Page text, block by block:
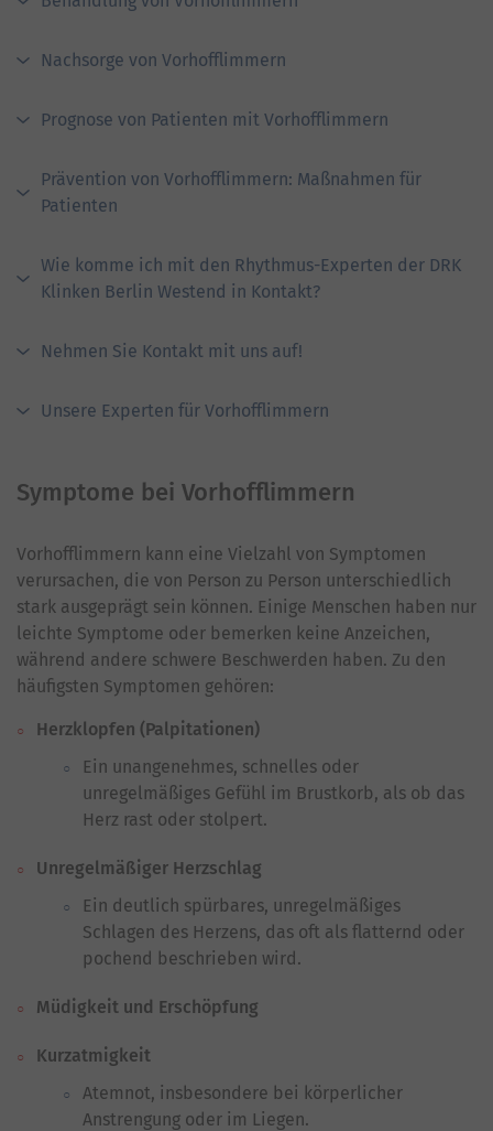
Nachsorge von Vorhofflimmern
Prognose von Patienten mit Vorhofflimmern
Prävention von Vorhofflimmern: Maßnahmen für
Patienten
Wie komme ich mit den Rhythmus-Experten der DRK
Klinken Berlin Westend in Kontakt?
Nehmen Sie Kontakt mit uns auf!
Unsere Experten für Vorhofflimmern
Symptome bei Vorhofflimmern
Vorhofflimmern kann eine Vielzahl von Symptomen
verursachen, die von Person zu Person unterschiedlich
stark ausgeprägt sein können. Einige Menschen haben nur
leichte Symptome oder bemerken keine Anzeichen,
während andere schwere Beschwerden haben. Zu den
häufigsten Symptomen gehören:
Herzklopfen (Palpitationen)
Ein unangenehmes, schnelles oder
unregelmäßiges Gefühl im Brustkorb, als ob das
Herz rast oder stolpert.
Unregelmäßiger Herzschlag
Ein deutlich spürbares, unregelmäßiges
Schlagen des Herzens, das oft als flatternd oder
pochend beschrieben wird.
Müdigkeit und Erschöpfung
Kurzatmigkeit
Atemnot, insbesondere bei körperlicher
Anstrengung oder im Liegen.